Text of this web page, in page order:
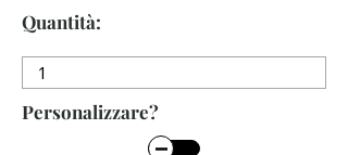
Quantità:
Personalizzare?